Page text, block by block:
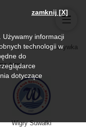
Kultura i rozrywka
żywo
Wigry Suwałki
zamknij [X]
Używamy informacji
technologii w
do
dotyczące